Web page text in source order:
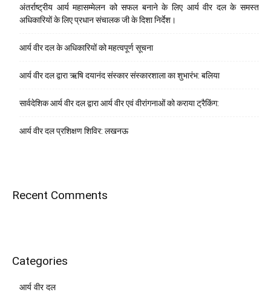
अंतर्राष्ट्रीय आर्य महासम्मेलन को सफल बनाने के लिए आर्य वीर दल के समस्त
अधिकारियों के लिए प्रधान संचालक जी के दिशा निर्देश।
आर्य वीर दल के अधिकारियों को महत्वपूर्ण सूचना
आर्य वीर दल द्वारा ऋषि दयानंद संस्कार संस्कारशाला का शुभारंभ: बलिया
सार्वदेशिक आर्य वीर दल द्वारा आर्य वीर एवं वीरांगनाओं को कराया ट्रैकिंग:
आर्य वीर दल प्रशिक्षण शिविर: लखनऊ
Recent Comments
Categories
आर्य वीर दल